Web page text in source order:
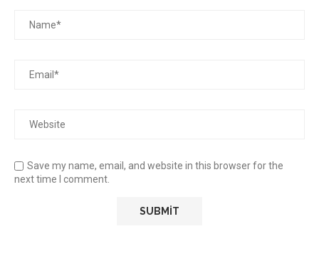
Save my name, email, and website in this browser for the
next time I comment.